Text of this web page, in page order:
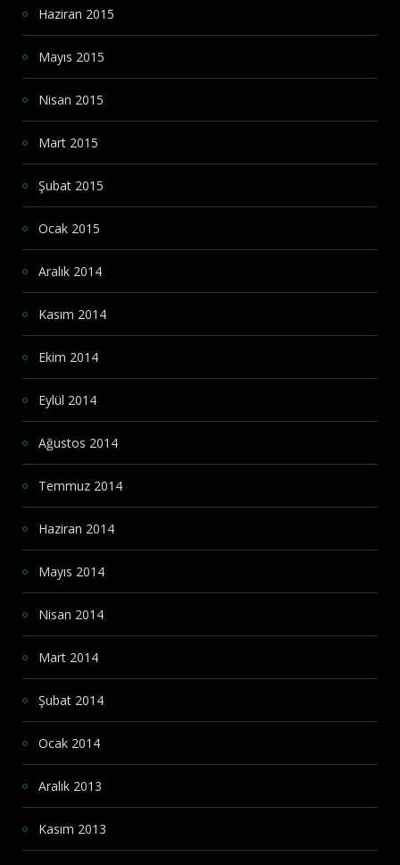
Haziran 2015
Mayıs 2015
Nisan 2015
Mart 2015
Şubat 2015
Ocak 2015
Aralık 2014
Kasım 2014
Ekim 2014
Eylül 2014
Ağustos 2014
Temmuz 2014
Haziran 2014
Mayıs 2014
Nisan 2014
Mart 2014
Şubat 2014
Ocak 2014
Aralık 2013
Kasım 2013